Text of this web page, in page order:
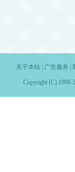
关于本站| 广告服务
Copyright (C) 1998-